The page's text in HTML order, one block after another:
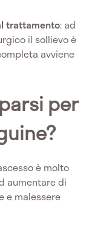
trattamento: ad
il sollievo è
avviene
per
è molto
aumentare di
e malessere